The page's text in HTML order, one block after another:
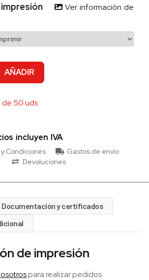
impresión
Ver información de
AÑADIR
de 50 uds
incluyen IVA
Condiciones
Gastos de envío
Devoluciones
Documentación y certificados
de impresión
para realizar pedidos